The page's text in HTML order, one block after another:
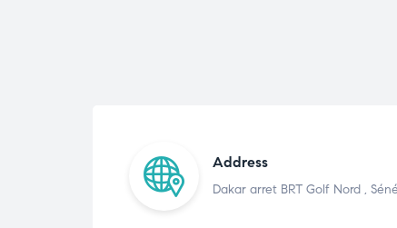
Address
Dakar arret BRT Golf Nord ,